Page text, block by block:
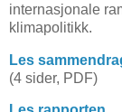
internasjonale
klimapolitikk.
Les
(4 sider, PDF)